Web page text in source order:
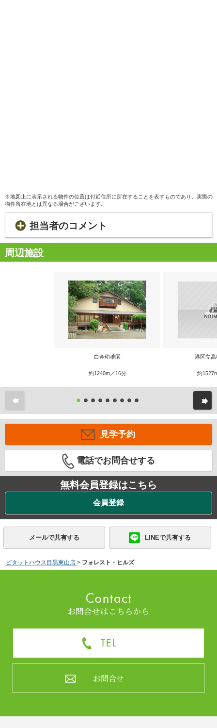
※地図上に表示される物件の位置は付近住所に所在することを表すものであり、実際の
物件所在地とは異なる場合がございます。
担当者のコメント
周辺施設
白金幼稚園
約1240m／16分
港区立
約
見学予約
電話でお問合せする
無料会員登録はこちら
会員登録
メールで共有する LINEで共有する
ピタットハウス目黒東山店 > フォレスト・ヒルズ
お問合せはこちらから
お問合せ